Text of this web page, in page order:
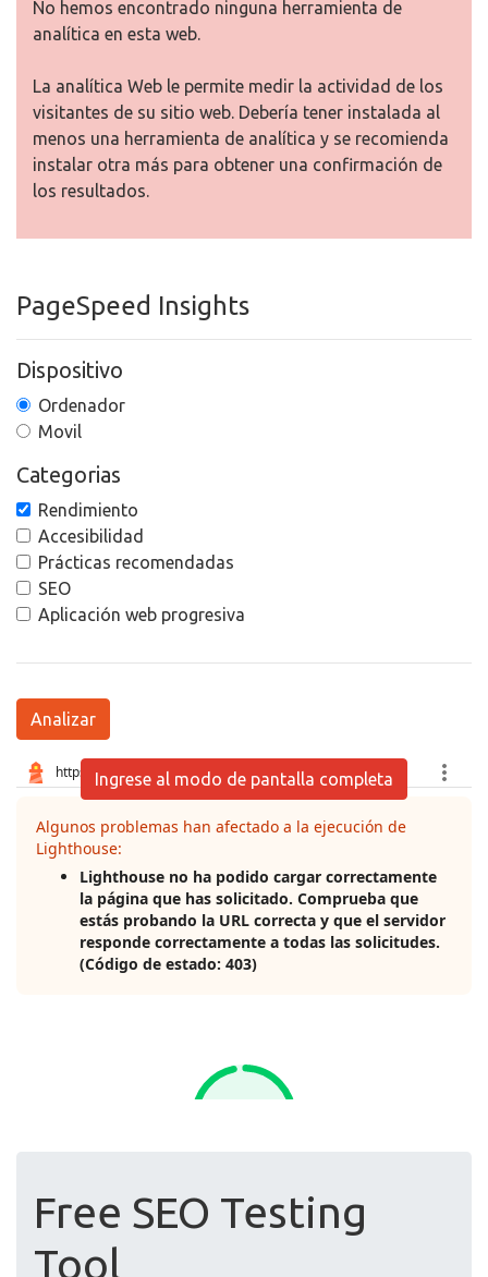
No hemos encontrado ninguna herramienta de
analítica en esta web.
La analítica Web le permite medir la actividad de los
visitantes de su sitio web. Debería tener instalada al
menos una herramienta de analítica y se recomienda
instalar otra más para obtener una confirmación de
los resultados.
PageSpeed Insights
Dispositivo
Ordenador
Movil
Categorias
Rendimiento
Accesibilidad
Prácticas recomendadas
SEO
Aplicación web progresiva
Analizar
Ingrese al modo de pantalla completa
Free SEO Testing
Tool